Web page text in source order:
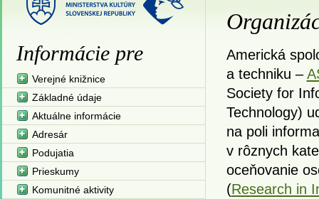
Americká
a techniku –
Society for
Technology)
na poli
v rôznych
oceňovanie
(Research in
Informácie pre
Verejné knižnice
Základné údaje
Aktuálne informácie
Adresár
Podujatia
Prieskumy
Komunitné aktivity